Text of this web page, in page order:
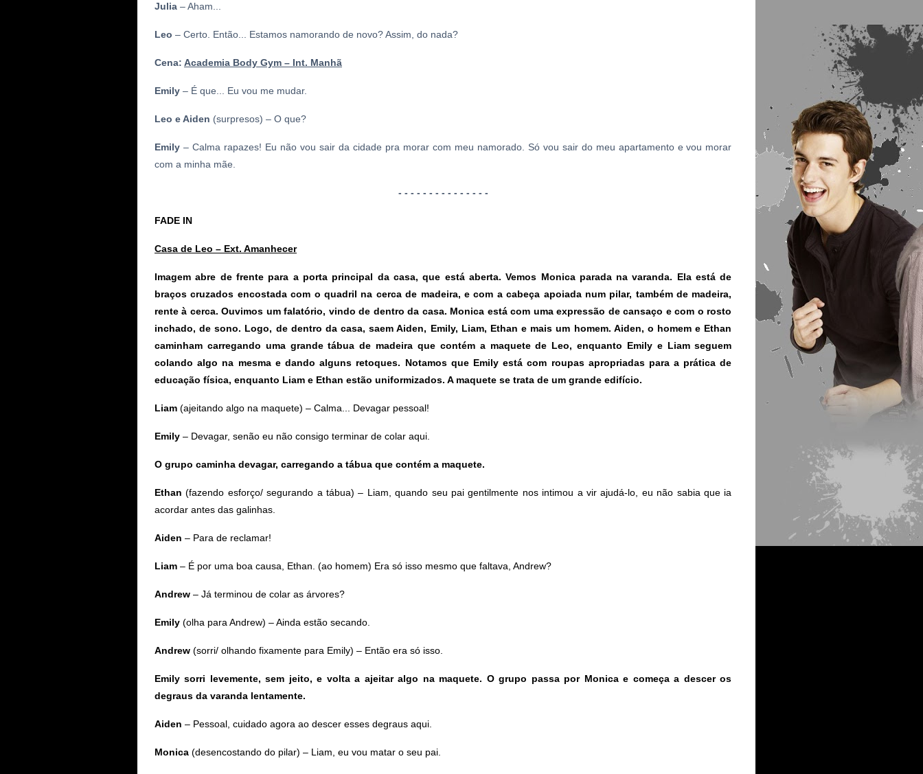
Julia – Aham...
Leo – Certo. Então... Estamos namorando de novo? Assim, do nada?
Cena: Academia Body Gym – Int. Manhã
Emily – É que... Eu vou me mudar.
Leo e Aiden (surpresos) – O que?
Emily – Calma rapazes! Eu não vou sair da cidade pra morar com meu namorado. Só vou sair do meu apartamento e vou morar
com a minha mãe.
- - - - - - - - - - - - - - -
FADE IN
Casa de Leo – Ext. Amanhecer
Imagem abre de frente para a porta principal da casa, que está aberta. Vemos Monica parada na varanda. Ela está de
braços cruzados encostada com o quadril na cerca de madeira, e com a cabeça apoiada num pilar, também de madeira,
rente à cerca. Ouvimos um falatório, vindo de dentro da casa. Monica está com uma expressão de cansaço e com o rosto
inchado, de sono. Logo, de dentro da casa, saem Aiden, Emily, Liam, Ethan e mais um homem. Aiden, o homem e Ethan
caminham carregando uma grande tábua de madeira que contém a maquete de Leo, enquanto Emily e Liam seguem
colando algo na mesma e dando alguns retoques. Notamos que Emily está com roupas apropriadas para a prática de
educação física, enquanto Liam e Ethan estão uniformizados. A maquete se trata de um grande edifício.
Liam (ajeitando algo na maquete) – Calma... Devagar pessoal!
Emily – Devagar, senão eu não consigo terminar de colar aqui.
O grupo caminha devagar, carregando a tábua que contém a maquete.
Ethan (fazendo esforço/ segurando a tábua) – Liam, quando seu pai gentilmente nos intimou a vir ajudá-lo, eu não sabia que ia
acordar antes das galinhas.
Aiden – Para de reclamar!
Liam – É por uma boa causa, Ethan. (ao homem) Era só isso mesmo que faltava, Andrew?
Andrew – Já terminou de colar as árvores?
Emily (olha para Andrew) – Ainda estão secando.
Andrew (sorri/ olhando fixamente para Emily) – Então era só isso.
Emily sorri levemente, sem jeito, e volta a ajeitar algo na maquete. O grupo passa por Monica e começa a descer os
degraus da varanda lentamente.
Aiden – Pessoal, cuidado agora ao descer esses degraus aqui.
Monica (desencostando do pilar) – Liam, eu vou matar o seu pai.